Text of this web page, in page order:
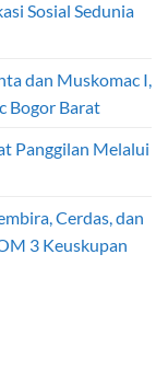
Sosial Sedunia
dan Muskomac I,
Bogor Barat
Panggilan Melalui
Cerdas, dan
3 Keuskupan